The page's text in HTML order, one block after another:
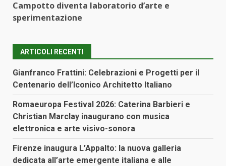
Campotto diventa laboratorio d’arte e
sperimentazione
ARTICOLI RECENTI
Gianfranco Frattini: Celebrazioni e Progetti per il
Centenario dell’Iconico Architetto Italiano
Romaeuropa Festival 2026: Caterina Barbieri e
Christian Marclay inaugurano con musica
elettronica e arte visivo-sonora
Firenze inaugura L’Appalto: la nuova galleria
dedicata all’arte emergente italiana e alle